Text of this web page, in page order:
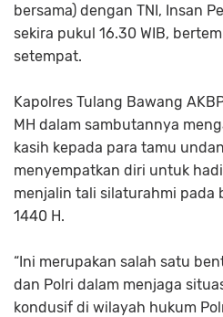
bersama) dengan TNI, Insan
sekira pukul 16.30 WIB,
setempat.
Kapolres Tulang Bawang
MH dalam sambutannya
kasih kepada para tamu
menyempatkan diri untuk
menjalin tali silaturahmi pada
1440 H.
“Ini merupakan salah satu
dan Polri dalam menjaga
kondusif di wilayah hukum